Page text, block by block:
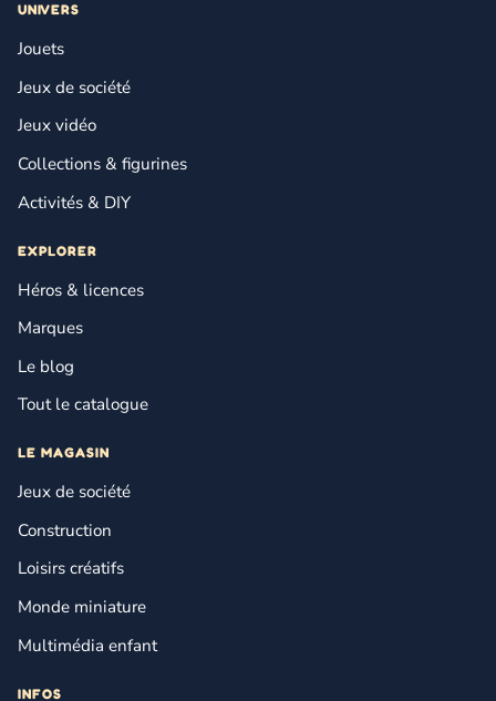
UNIVERS
Jouets
Jeux de société
Jeux vidéo
Collections & figurines
Activités & DIY
EXPLORER
Héros & licences
Marques
Le blog
Tout le catalogue
LE MAGASIN
Jeux de société
Construction
Loisirs créatifs
Monde miniature
Multimédia enfant
INFOS